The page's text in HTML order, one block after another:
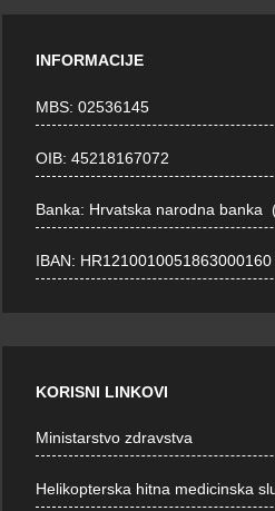
INFORMACIJE
MBS: 02536145
OIB: 45218167072
Banka: Hrvatska narodna banka
IBAN: HR1210010051863000160
KORISNI LINKOVI
Ministarstvo zdravstva
Helikopterska hitna medicinska